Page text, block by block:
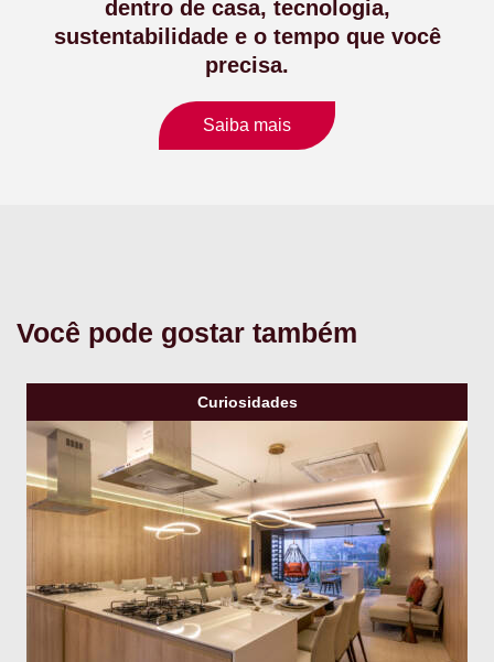
dentro de casa, tecnologia,
sustentabilidade e o tempo que você
precisa.
Saiba mais
Você pode gostar também
Curiosidades